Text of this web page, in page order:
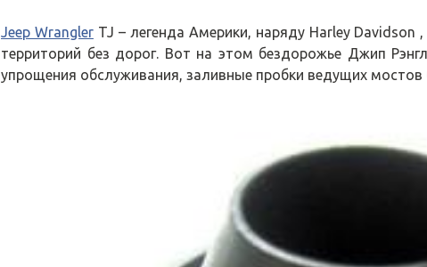
Jeep WranglerTJ – легенда Америки, наряду Harley
территорий без дорог. Вот на этом бездорожье Джип
упрощения обслуживания, заливные пробки ведущих